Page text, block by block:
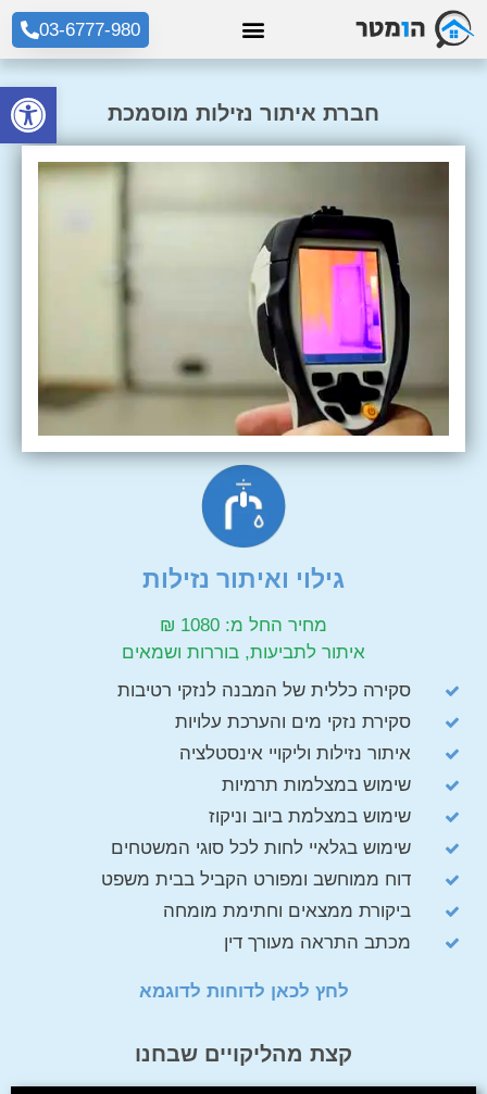
פתח
03-6777-980
חברת איתור נזילות מוסמכת
גילוי ואיתור נזילות
מחיר החל מ: 1080 ₪
איתור לתביעות, בוררות ושמאים
סקירה כללית של המבנה לנזקי רטיבות
סקירת נזקי מים והערכת עלויות
איתור נזילות וליקויי אינסטלציה
שימוש במצלמות תרמיות
שימוש במצלמת ביוב וניקוז
שימוש בגלאיי לחות לכל סוגי המשטחים
דוח ממוחשב ומפורט הקביל בבית משפט
ביקורת ממצאים וחתימת מומחה
מכתב התראה מעורך דין
לחץ לכאן לדוחות לדוגמא
קצת מהליקויים שבחנו